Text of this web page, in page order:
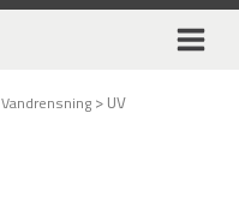
Vandrensning > UV